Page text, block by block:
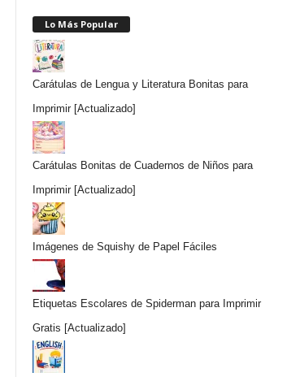
Lo Más Popular
Carátulas de Lengua y Literatura Bonitas para
Imprimir [Actualizado]
Carátulas Bonitas de Cuadernos de Niños para
Imprimir [Actualizado]
Imágenes de Squishy de Papel Fáciles
Etiquetas Escolares de Spiderman para Imprimir
Gratis [Actualizado]